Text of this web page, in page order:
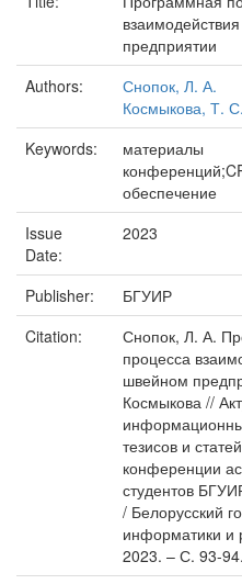
предприятии
Authors:
Снопок, Л. А.
Космыкова, Т. С.
Keywords:
материалы
обеспечение
Issue
Date:
2023
Publisher:
БГУИР
Citation:
Снопок, Л. А.
процесса
швейном
Космыкова //
тезисов и
конференции
студентов
/ Белорусский
информатики и
2023. – С. 93-94.